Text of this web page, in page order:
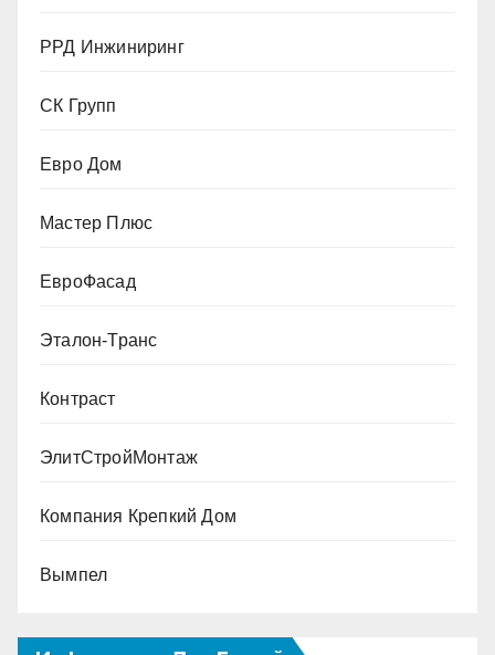
РРД Инжиниринг
СК Групп
Евро Дом
Мастер Плюс
ЕвроФасад
Эталон-Транс
Контраст
ЭлитСтройМонтаж
Компания Крепкий Дом
Вымпел